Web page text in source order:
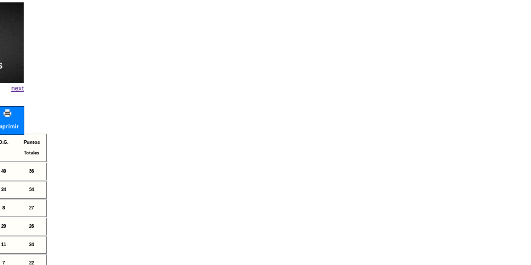
next
Puntos
Totales
40 36
24 34
8 27
20 26
11 24
7 22